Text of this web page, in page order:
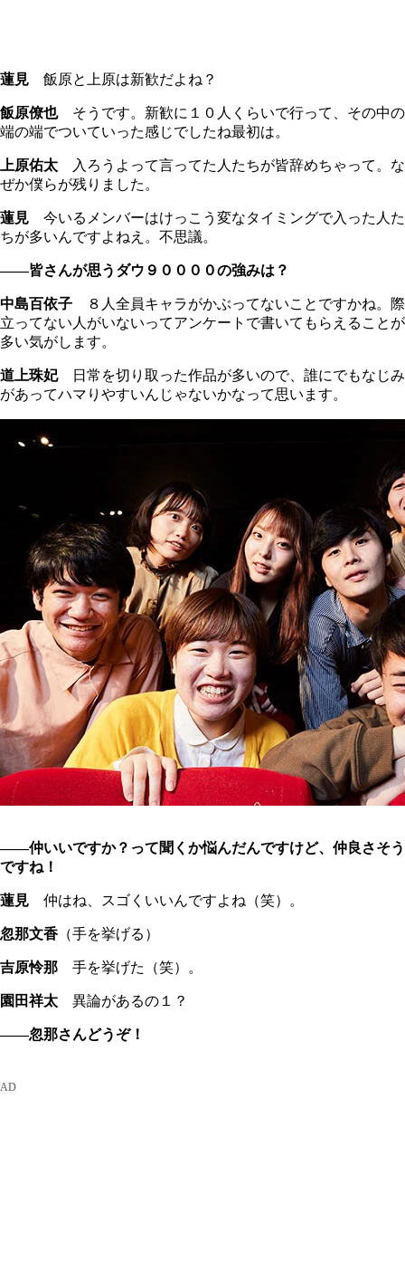
蓮見 飯原と上原は新歓だよね？
飯原僚也そうです。新歓に１０人くらいで行って、その中の
端の端でついていった感じでしたね最初は。
上原佑太 入ろうよって言ってた人たちが皆辞めちゃって。な
ぜか僕らが残りました。
蓮見 今いるメンバーはけっこう変なタイミングで入った人た
ちが多いんですよねえ。不思議。
――皆さんが思うダウ９００００の強みは？
中島百依子 ８人全員キャラがかぶってないことですかね。際
立ってない人がいないってアンケートで書いてもらえることが
多い気がします。
道上珠妃日常を切り取った作品が多いので、誰にでもなじみ
があってハマりやすいんじゃないかなって思います。
――仲いいですか？って聞くか悩んだんですけど、仲良さそう
ですね！
蓮見 仲はね、スゴくいいんですよね（笑）。
忽那文香 （手を挙げる）
吉原怜那 手を挙げた（笑）。
園田祥太 異論があるの１？
――忽那さんどうぞ！